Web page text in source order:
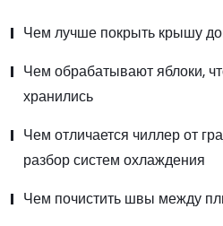
Чем лучше покрыть крышу
Чем обрабатывают яблоки,
хранились
Чем отличается чиллер от
разбор систем охлаждения
Чем почистить швы между